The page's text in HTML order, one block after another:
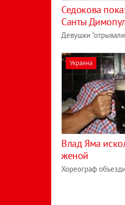
Седокова
Санты
Девушки
Украина
Влад Яма
женой
Хореограф